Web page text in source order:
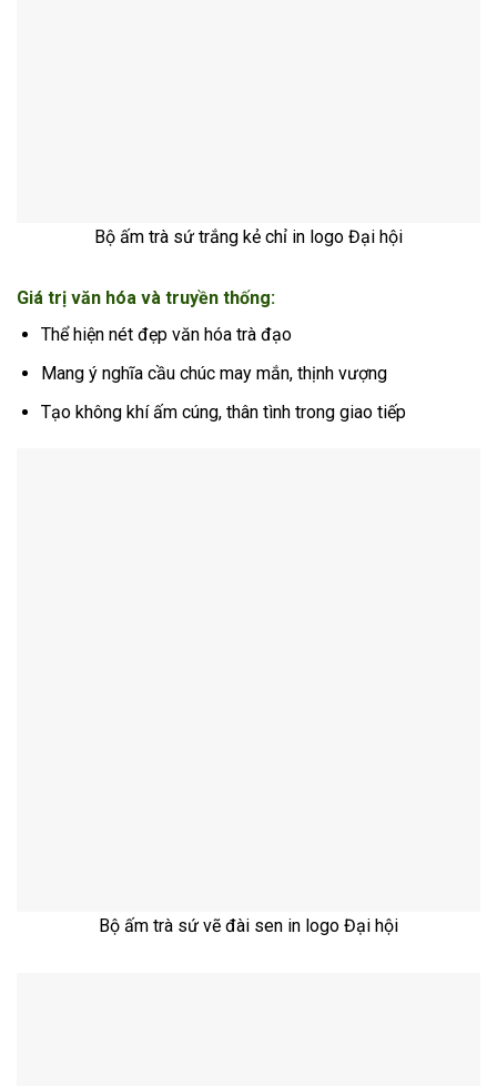
Bộ ấm trà sứ trắng kẻ chỉ in logo Đại hội
Giá trị văn hóa và truyền thống:
Thể hiện nét đẹp văn hóa trà đạo
Mang ý nghĩa cầu chúc may mắn, thịnh vượng
Tạo không khí ấm cúng, thân tình trong giao tiếp
Bộ ấm trà sứ vẽ đài sen in logo Đại hội